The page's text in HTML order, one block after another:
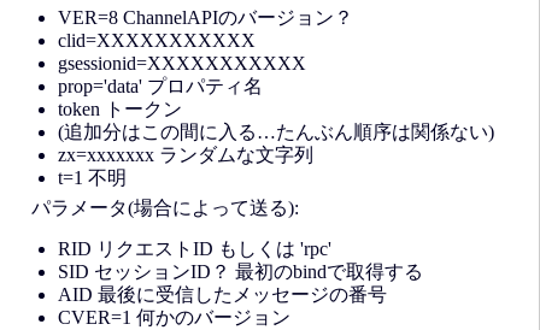
VER=8 ChannelAPIのバージョン？
clid=XXXXXXXXXXX
gsessionid=XXXXXXXXXXX
prop='data' プロパティ名
token トークン
(追加分はこの間に入る…たんぶん順序は関係ない)
zx=xxxxxxx ランダムな文字列
t=1 不明
パラメータ(場合によって送る):
RID リクエストID もしくは 'rpc'
SID セッションID？ 最初のbindで取得する
AID 最後に受信したメッセージの番号
CVER=1 何かのバージョン